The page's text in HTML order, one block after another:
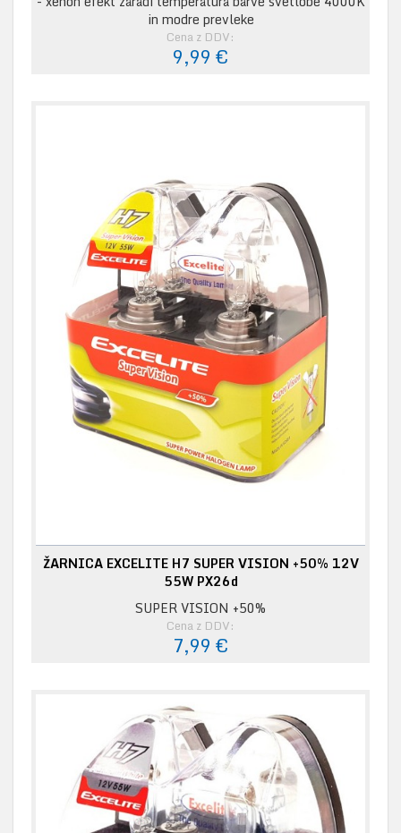
in modre prevleke
Cena z DDV:
9,99 €
ŽARNICA EXCELITE H7 SUPER VISION +50% 12V
55W PX26d
SUPER VISION +50%
Cena z DDV:
7,99 €